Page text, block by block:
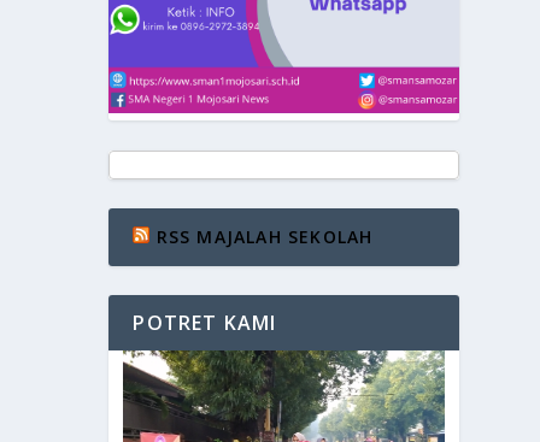
RSS MAJALAH SEKOLAH
POTRET KAMI